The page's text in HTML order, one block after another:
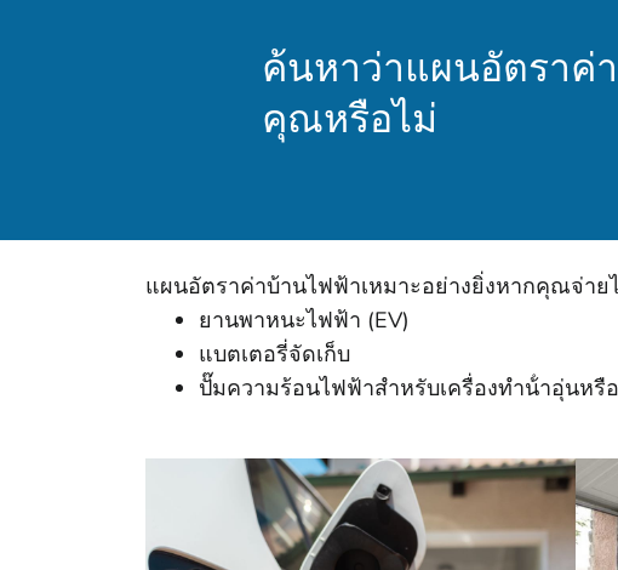
ค้นหาว่าแผนอัตราค่
คุณหรือไม่
แผนอัตราค่าบ้านไฟฟ้าเหมาะอย่างยิ่งหากคุณจ่า
ยานพาหนะไฟฟ้า (EV)
แบตเตอรี่จัดเก็บ
ปั๊มความร้อนไฟฟ้าสําหรับเครื่องทําน้ําอุ่นห